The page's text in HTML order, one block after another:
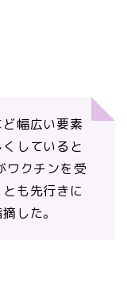
幅広い要素
していると
ワクチンを受
も先行きに
した。